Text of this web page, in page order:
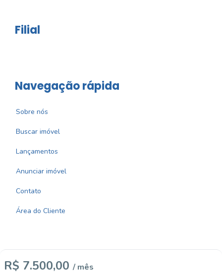
R$ 7.500,00 / mês
Filial
Navegação rápida
Sobre nós
Buscar imóvel
Lançamentos
Anunciar imóvel
Contato
Área do Cliente
Imobiliária Certificada: